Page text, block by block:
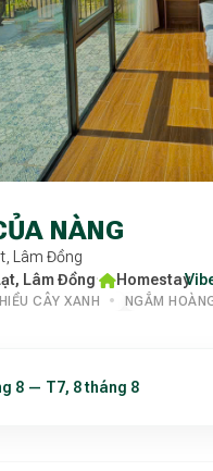
NÀNG
Lâm Đồng
Lâm Đồng· Homestay·
CÂY XANH NGẮM